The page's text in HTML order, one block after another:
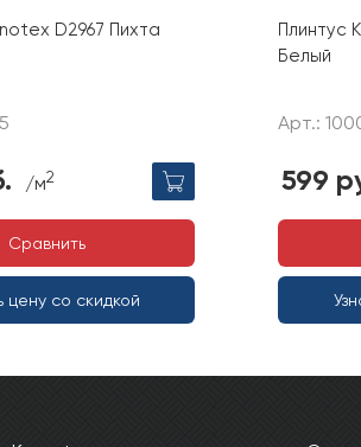
D2967 Пихта
/м2
Сравнить
цену со скидкой
Плинтус
Белый
Арт.:
599